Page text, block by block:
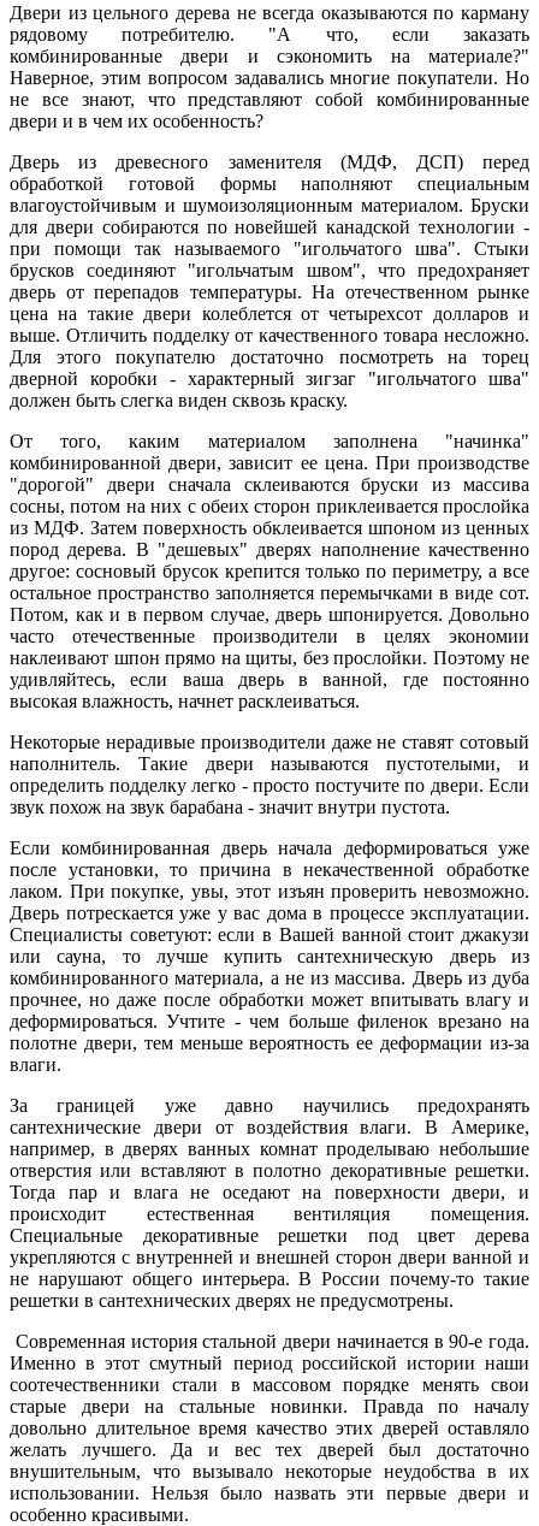
Двери из цельного дерева не всегда оказываются по карману
рядовому потребителю. "А что, если заказать
комбинированные двери и сэкономить на материале?"
Наверное, этим вопросом задавались многие покупатели. Но
не все знают, что представляют собой комбинированные
двери и в чем их особенность?
Дверь из древесного заменителя (МДФ, ДСП) перед
обработкой готовой формы наполняют специальным
влагоустойчивым и шумоизоляционным материалом. Бруски
для двери собираются по новейшей канадской технологии -
при помощи так называемого "игольчатого шва". Стыки
брусков соединяют "игольчатым швом", что предохраняет
дверь от перепадов температуры. На отечественном рынке
цена на такие двери колеблется от четырехсот долларов и
выше. Отличить подделку от качественного товара несложно.
Для этого покупателю достаточно посмотреть на торец
дверной коробки - характерный зигзаг "игольчатого шва"
должен быть слегка виден сквозь краску.
От того, каким материалом заполнена "начинка"
комбинированной двери, зависит ее цена. При производстве
"дорогой" двери сначала склеиваются бруски из массива
сосны, потом на них с обеих сторон приклеивается прослойка
из МДФ. Затем поверхность обклеивается шпоном из ценных
пород дерева. В "дешевых" дверях наполнение качественно
другое: сосновый брусок крепится только по периметру, а все
остальное пространство заполняется перемычками в виде сот.
Потом, как и в первом случае, дверь шпонируется. Довольно
часто отечественные производители в целях экономии
наклеивают шпон прямо на щиты, без прослойки. Поэтому не
удивляйтесь, если ваша дверь в ванной, где постоянно
высокая влажность, начнет расклеиваться.
Некоторые нерадивые производители даже не ставят сотовый
наполнитель. Такие двери называются пустотелыми, и
определить подделку легко - просто постучите по двери. Если
звук похож на звук барабана - значит внутри пустота.
Если комбинированная дверь начала деформироваться уже
после установки, то причина в некачественной обработке
лаком. При покупке, увы, этот изъян проверить невозможно.
Дверь потрескается уже у вас дома в процессе эксплуатации.
Специалисты советуют: если в Вашей ванной стоит джакузи
или сауна, то лучше купить сантехническую дверь из
комбинированного материала, а не из массива. Дверь из дуба
прочнее, но даже после обработки может впитывать влагу и
деформироваться. Учтите - чем больше филенок врезано на
полотне двери, тем меньше вероятность ее деформации из-за
влаги.
За границей уже давно научились предохранять
сантехнические двери от воздействия влаги. В Америке,
например, в дверях ванных комнат проделываю небольшие
отверстия или вставляют в полотно декоративные решетки.
Тогда пар и влага не оседают на поверхности двери, и
происходит естественная вентиляция помещения.
Специальные декоративные решетки под цвет дерева
укрепляются с внутренней и внешней сторон двери ванной и
не нарушают общего интерьера. В России почему-то такие
решетки в сантехнических дверях не предусмотрены.
Современная история стальной двери начинается в 90-е года.
Именно в этот смутный период российской истории наши
соотечественники стали в массовом порядке менять свои
старые двери на стальные новинки. Правда по началу
довольно длительное время качество этих дверей оставляло
желать лучшего. Да и вес тех дверей был достаточно
внушительным, что вызывало некоторые неудобства в их
использовании. Нельзя было назвать эти первые двери и
особенно красивыми.